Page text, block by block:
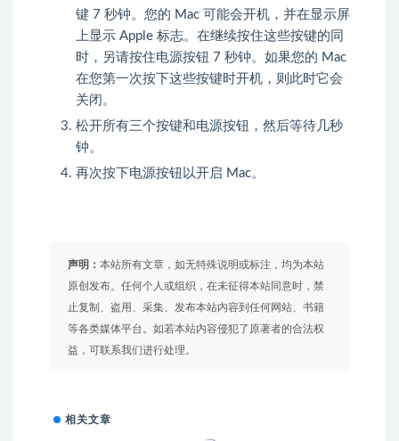
键 7 秒钟。您的 Mac 可能会开机，并在显示屏
上显示 Apple 标志。在继续按住这些按键的同
时，另请按住电源按钮 7 秒钟。如果您的 Mac
在您第一次按下这些按键时开机，则此时它会
关闭。
松开所有三个按键和电源按钮，然后等待几秒
钟。
再次按下电源按钮以开启 Mac。
声明： 本站所有文章，如无特殊说明或标注，均为本站
原创发布。任何个人或组织，在未征得本站同意时，禁
止复制、盗用、采集、发布本站内容到任何网站、书籍
等各类媒体平台。如若本站内容侵犯了原著者的合法权
益，可联系我们进行处理。
相关文章